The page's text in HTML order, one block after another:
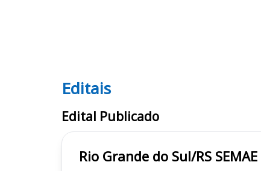
Editais SEMAE RS
Editais
Edital Publicado